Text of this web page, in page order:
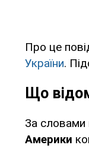
Про це
України.
Що
За словами
Америки